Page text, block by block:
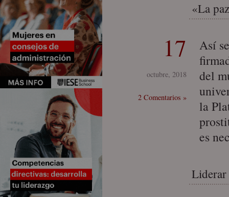
«La
17
octubre, 2018
2 Comentarios »
Así
del
la
es
Liderar